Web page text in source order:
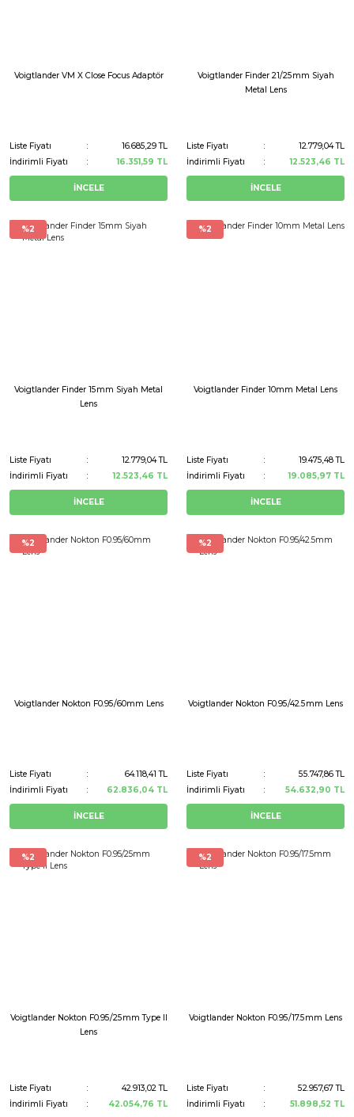
Voigtlander VM X Close Focus Adaptör
Liste Fiyatı
16.685,29 TL
İndirimli Fiyatı
16.351,59 TL
İNCELE
Voigtlander Finder 21/25mm Siyah
Metal Lens
Liste Fiyatı
12.779,04 TL
İndirimli Fiyatı
12.523,46 TL
İNCELE
%2
Voigtlander Finder 15mm Siyah Metal
Lens
Liste Fiyatı
12.779,04 TL
İndirimli Fiyatı
12.523,46 TL
İNCELE
%2
Voigtlander Finder 10mm Metal Lens
Liste Fiyatı
19.475,48 TL
İndirimli Fiyatı
19.085,97 TL
İNCELE
%2
Voigtlander Nokton F0.95/60mm Lens
Liste Fiyatı
64.118,41 TL
İndirimli Fiyatı
62.836,04 TL
İNCELE
%2
Voigtlander Nokton F0.95/42.5mm Lens
Liste Fiyatı
55.747,86 TL
İndirimli Fiyatı
54.632,90 TL
İNCELE
%2
Voigtlander Nokton F0.95/25mm Type II
Lens
Liste Fiyatı
42.913,02 TL
İndirimli Fiyatı
42.054,76 TL
%2
Voigtlander Nokton F0.95/17.5mm Lens
Liste Fiyatı
52.957,67 TL
İndirimli Fiyatı
51.898,52 TL